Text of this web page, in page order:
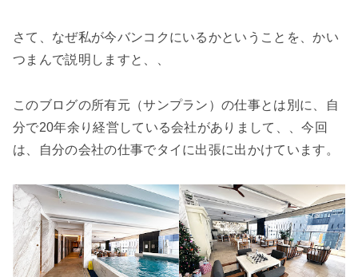
さて、なぜ私が今バンコクにいるかということを、かい
つまんで説明しますと、、
このブログの所有元（サンプラン）の仕事とは別に、自
分で20年余り経営している会社がありまして、、今回
は、自分の会社の仕事でタイに出張に出かけています。